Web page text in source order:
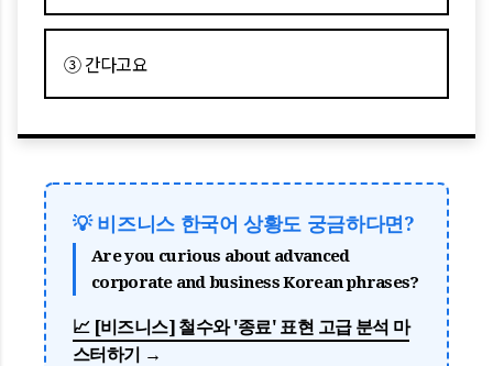
③ 간다고요
💡 비즈니스 한국어 상황도 궁금하다면?
Are you curious about advanced
corporate and business Korean phrases?
📈 [비즈니스] 철수와 '종료' 표현 고급 분석 마
스터하기 →